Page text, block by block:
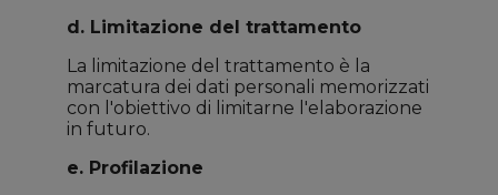
d. Limitazione del trattamento
La limitazione del trattamento è la
marcatura dei dati personali memorizzati
con l'obiettivo di limitarne l'elaborazione
in futuro.
e. Profilazione